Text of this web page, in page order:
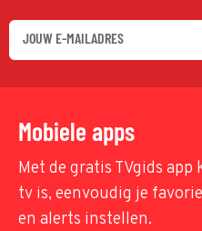
Mobiele apps
Met de gratis TVgids
tv is, eenvoudig je
en alerts instellen.